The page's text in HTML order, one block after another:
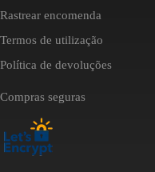
Rastrear encomenda
Termos de utilização
Política de devoluções
Compras seguras